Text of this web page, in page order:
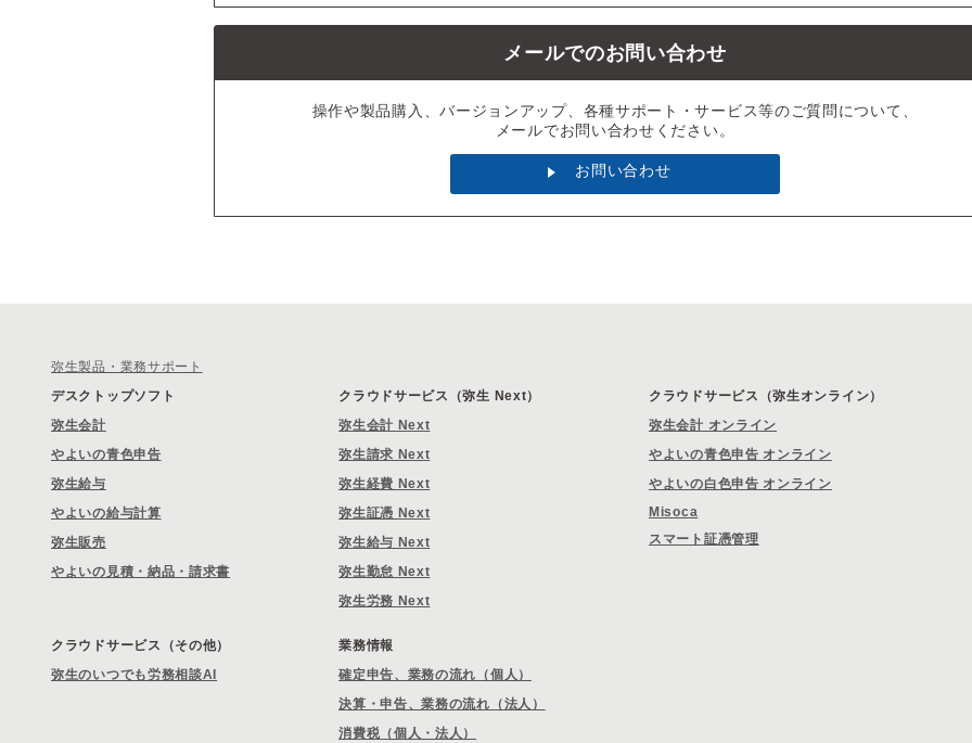
メールでのお問い合わせ
操作や製品購入、バージョンアップ、各種サポート・サービス等のご質問について、
メールでお問い合わせください。
お問い合わせ
弥生製品・業務サポート
デスクトップソフト
弥生会計
やよいの青色申告
弥生給与
やよいの給与計算
弥生販売
やよいの見積・納品・請求書
クラウドサービス（弥生 Next）
弥生会計 Next
弥生請求 Next
弥生経費 Next
弥生証憑 Next
弥生給与 Next
弥生勤怠 Next
弥生労務 Next
クラウドサービス（弥生オンライン）
弥生会計 オンライン
やよいの青色申告 オンライン
やよいの白色申告 オンライン
Misoca
スマート証憑管理
クラウドサービス（その他）
弥生のいつでも労務相談AI
業務情報
確定申告、業務の流れ（個人）
決算・申告、業務の流れ（法人）
消費税（個人・法人）